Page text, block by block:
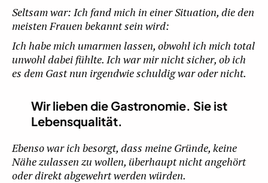
Seltsam war: Ich fand mich in einer Situation, die den
meisten Frauen bekannt sein wird:
Ich habe mich umarmen lassen, obwohl ich mich total
unwohl dabei fühlte. Ich war mir nicht sicher, ob ich
es dem Gast nun irgendwie schuldig war oder nicht.
Wir lieben die Gastronomie. Sie ist
Lebensqualität.
Ebenso war ich besorgt, dass meine Gründe, keine
Nähe zulassen zu wollen, überhaupt nicht angehört
oder direkt abgewehrt werden würden.